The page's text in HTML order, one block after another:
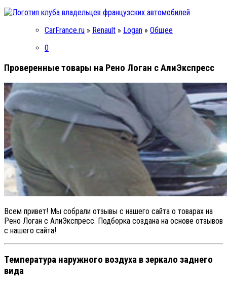
CarFrance.ru » Renault » Logan » Общее
0
Проверенные товары на Рено Логан с АлиЭкспресс
Всем привет! Мы собрали отзывы с нашего сайта о товарах на
Рено Логан с АлиЭкспресс. Подборка создана на основе отзывов
с нашего сайта!
Температура наружного воздуха в зеркало заднего
вида